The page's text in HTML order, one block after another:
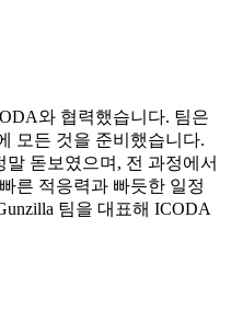
와 협력했습니다. 팀은
모든 것을 준비했습니다.
돋보였으며, 전 과정에서
른 적응력과 빠듯한 일정
팀을 대표해 ICODA